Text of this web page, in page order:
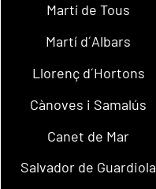
Martí de Tous
Martí d´Albars
Llorenç d´Hortons
Cànoves i Samalús
Canet de Mar
Salvador de Guardiola